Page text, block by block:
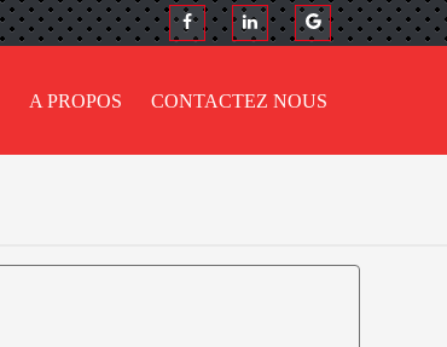
A PROPOS CONTACTEZ NOUS